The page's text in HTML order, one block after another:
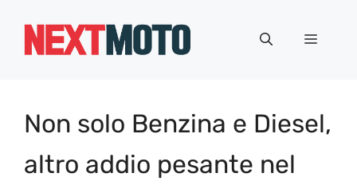
Menu
Non solo Benzina e Diesel,
altro addio pesante nel